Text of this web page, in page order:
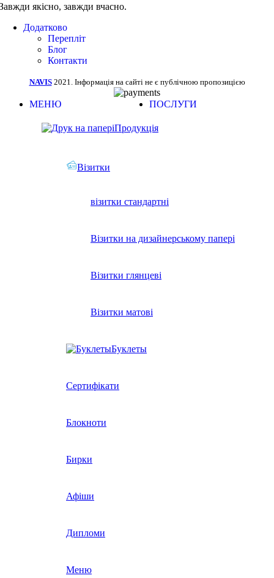
якісно, завжди вчасно.
Додатково
Перепліт
Блог
Контакти
NAVIS 2021. Інформація на сайті не є публічною пропозицією
МЕНЮ ПОСЛУГИ
Продукція
Візитки
візитки стандартні
Візитки на дизайнерському папері
Візитки глянцеві
Візитки матові
Буклеты
Сертифікати
Блокноти
Бирки
Афіши
Дипломи
Меню